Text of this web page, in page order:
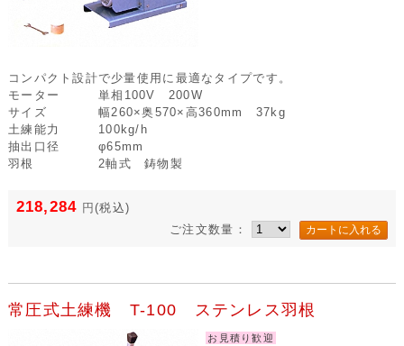
コンパクト設計で少量使用に最適なタイプです。
モーター
単相100V 200W
サイズ
幅260×奥570×高360mm 37kg
土練能力
100kg/h
抽出口径
φ65mm
羽根
2軸式 鋳物製
218,284 円(税込)
ご注文数量：
常圧式土練機 T-100 ステンレス羽根
お見積り歓迎